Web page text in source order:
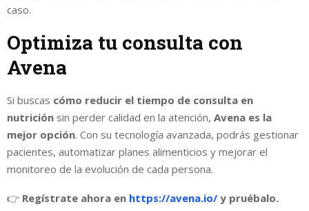
caso.
Optimiza tu consulta con
Avena
Si buscas cómo reducir el tiempo de consulta en
nutrición sin perder calidad en la atención, Avena es la
mejor opción. Con su tecnología avanzada, podrás gestionar
pacientes, automatizar planes alimenticios y mejorar el
monitoreo de la evolución de cada persona.
👉 Regístrate ahora en https://avena.io/ y pruébalo.